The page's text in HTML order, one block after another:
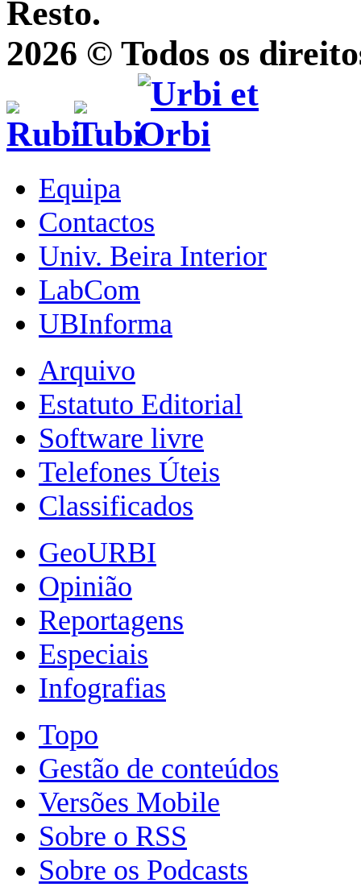
Resto.
2026 © Todos os
Equipa
Contactos
Univ. Beira Interior
LabCom
UBInforma
Arquivo
Estatuto Editorial
Software livre
Telefones Úteis
Classificados
GeoURBI
Opinião
Reportagens
Especiais
Infografias
Topo
Gestão de conteúdos
Versões Mobile
Sobre o RSS
Sobre os Podcasts